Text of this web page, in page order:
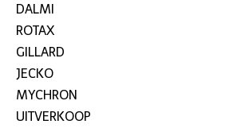
DALMI
ROTAX
GILLARD
JECKO
MYCHRON
UITVERKOOP